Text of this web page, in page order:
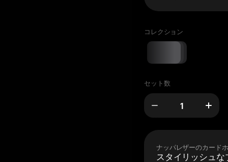
コレクション
セット数
ナッパレザーのカード
スタイリッシュ